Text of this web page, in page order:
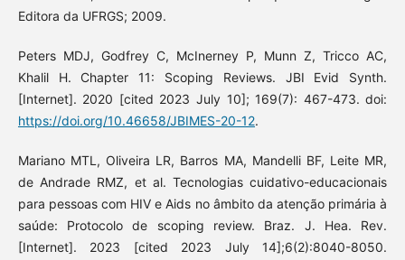
Editora da UFRGS; 2009.
Peters MDJ, Godfrey C, McInerney P, Munn Z, Tricco AC,
Khalil H. Chapter 11: Scoping Reviews. JBI Evid Synth.
[Internet]. 2020 [cited 2023 July 10]; 169(7): 467-473. doi:
https://doi.org/10.46658/JBIMES-20-12.
Mariano MTL, Oliveira LR, Barros MA, Mandelli BF, Leite MR,
de Andrade RMZ, et al. Tecnologias cuidativo-educacionais
para pessoas com HIV e Aids no âmbito da atenção primária à
saúde: Protocolo de scoping review. Braz. J. Hea. Rev.
[Internet]. 2023 [cited 2023 July 14];6(2):8040-8050.